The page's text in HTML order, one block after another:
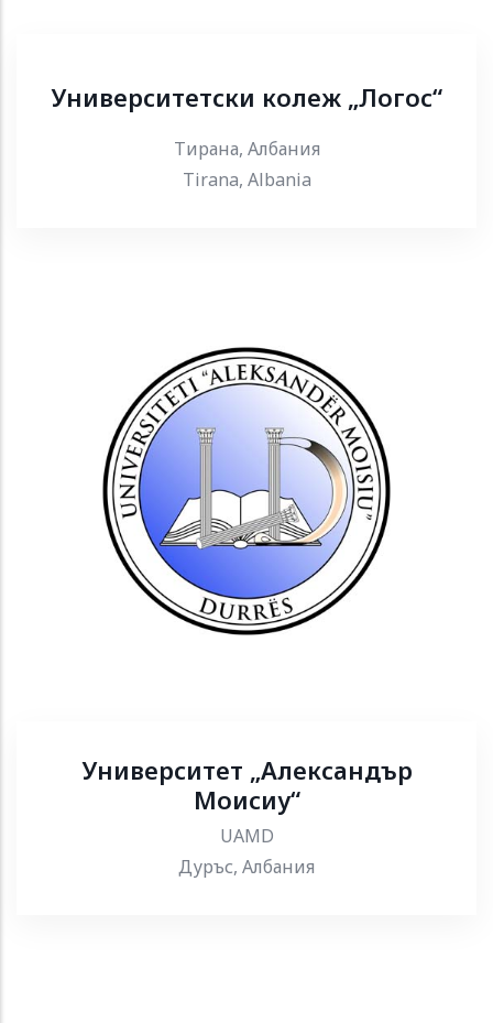
Университетски колеж „Логос“
Тирана, Албания
Tirana, Albania
Университет „Александър
Моисиу“
UAMD
Дуръс, Албания